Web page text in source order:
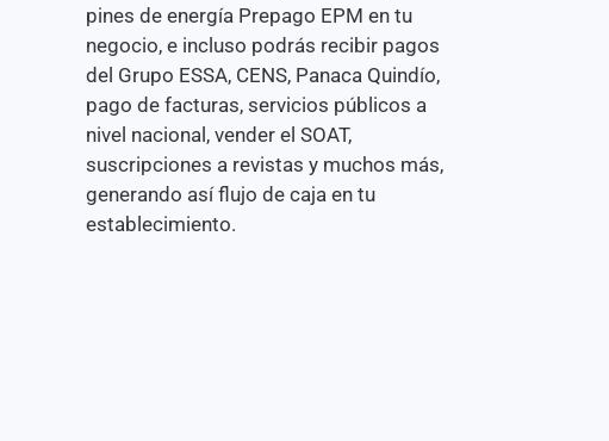
pines de energía Prepago EPM en tu
negocio, e incluso podrás recibir pagos
del Grupo ESSA, CENS, Panaca Quindío,
pago de facturas, servicios públicos a
nivel nacional, vender el SOAT,
suscripciones a revistas y muchos más,
generando así flujo de caja en tu
establecimiento.